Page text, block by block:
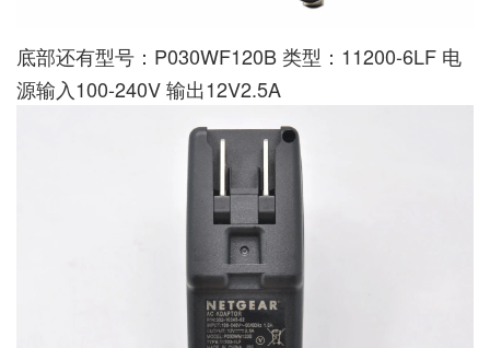
底部还有型号：P030WF120B 类型：11200-6LF 电
源输入100-240V 输出12V2.5A